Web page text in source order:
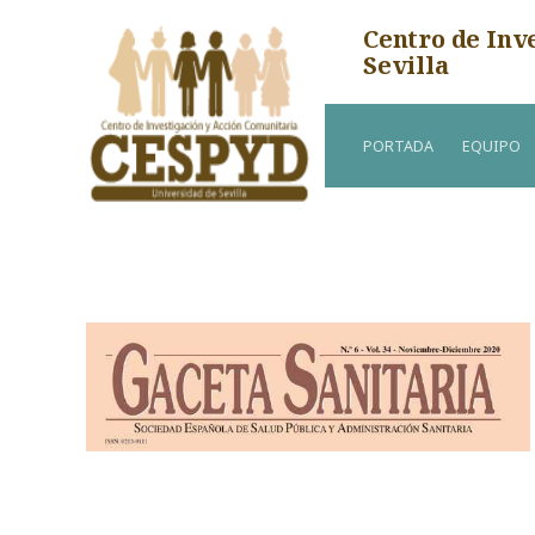
Centro de
Sevilla
PORTADA EQUIPO